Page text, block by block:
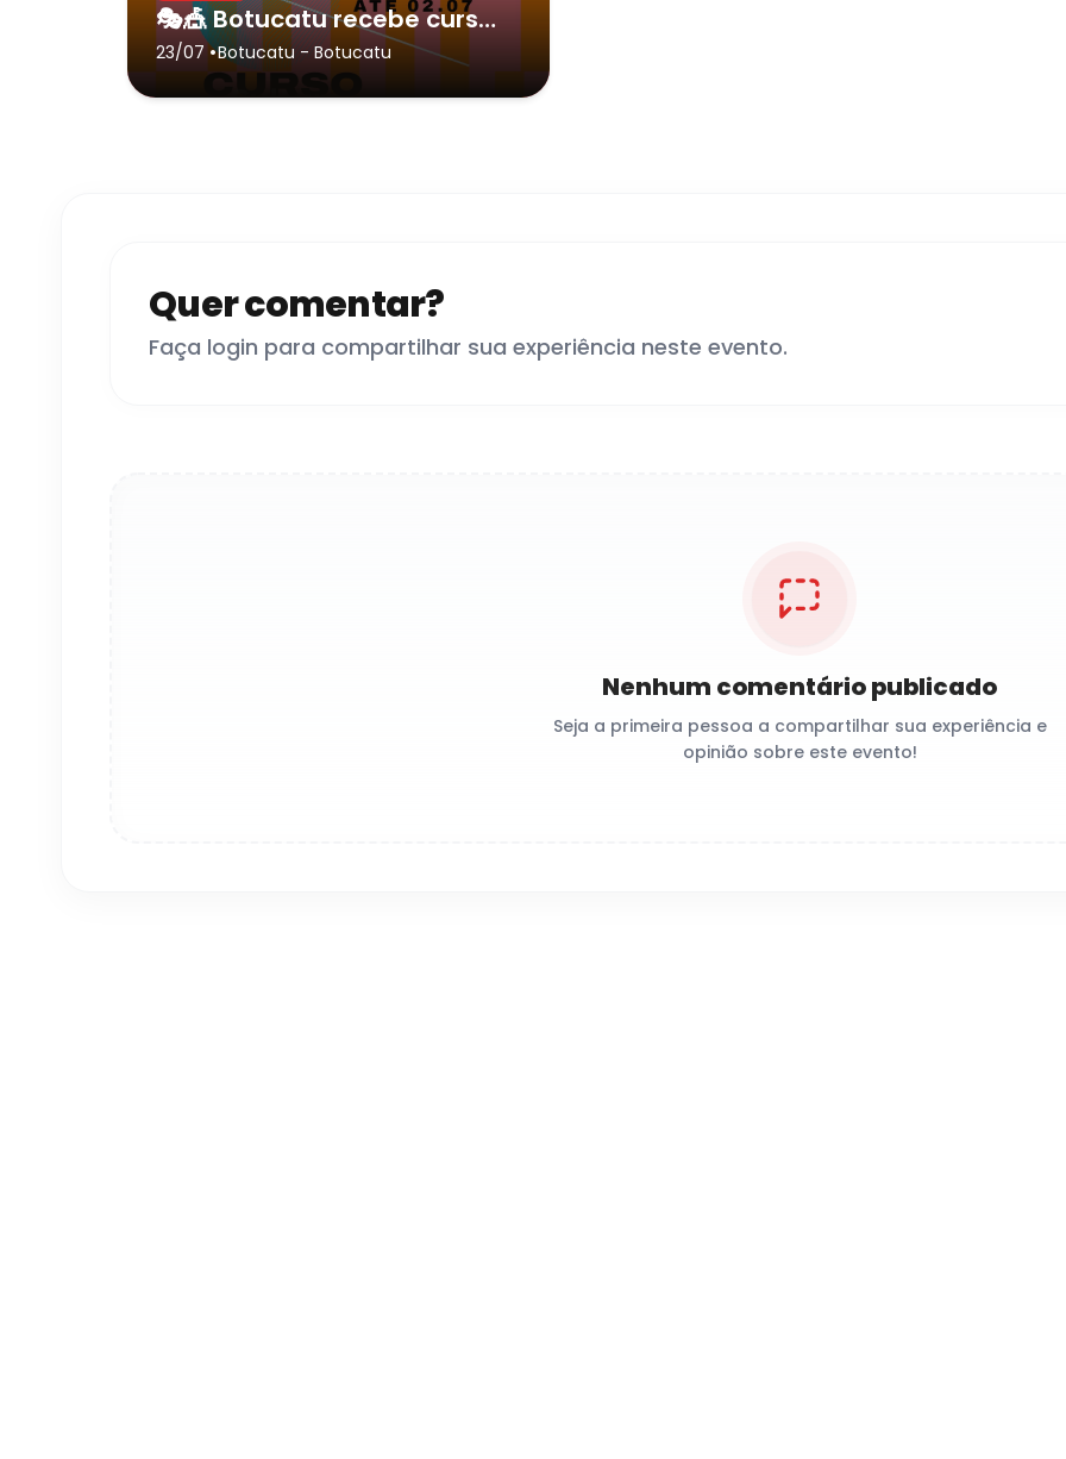
🎭🎪 Botucatu recebe cursos gratuitos do CULTSP PRO com inscrições abertas até 2 de julho!
23/07 •Botucatu- Botucatu
Quer comentar?
Faça login para compartilhar sua experiência neste evento.
Nenhum comentário publicado
Seja a primeira pessoa a compartilhar sua experiência e
opinião sobre este evento!